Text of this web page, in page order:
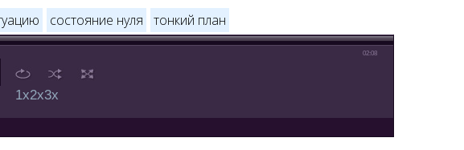
состояние нуля тонкий план
02:08
1x2x3x